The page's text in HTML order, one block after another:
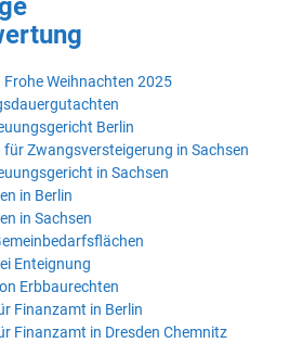
Weihnachten 2025
Berlin
Zwangsversteigerung in Sachsen
in Sachsen
in Berlin
in Sachsen
Enteignung
Erbbaurechten
Finanzamt in Berlin
Finanzamt in Dresden Chemnitz